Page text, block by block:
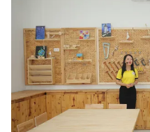
Video
VTV Money
VTV Sức khoẻ